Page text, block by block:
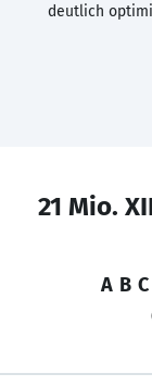
deutlich
21 Mio.
A B C